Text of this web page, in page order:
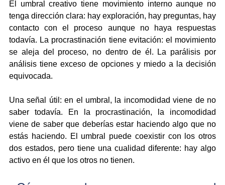
El umbral creativo tiene movimiento interno aunque no
tenga dirección clara: hay exploración, hay preguntas, hay
contacto con el proceso aunque no haya respuestas
todavía. La procrastinación tiene evitación: el movimiento
se aleja del proceso, no dentro de él. La parálisis por
análisis tiene exceso de opciones y miedo a la decisión
equivocada.
Una señal útil: en el umbral, la incomodidad viene de no
saber todavía. En la procrastinación, la incomodidad
viene de saber que deberías estar haciendo algo que no
estás haciendo. El umbral puede coexistir con los otros
dos estados, pero tiene una cualidad diferente: hay algo
activo en él que los otros no tienen.